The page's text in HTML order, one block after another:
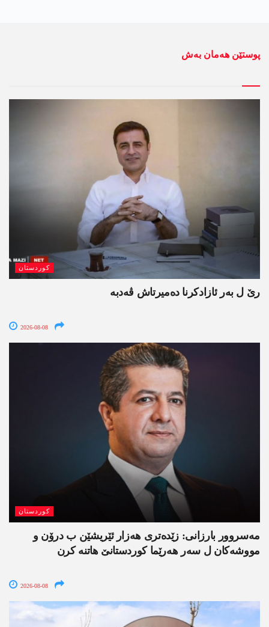
پوستێن ھەمان بەش
کوردستان
رێ ل بەر ئازادکرنا دەمیرتاش ڤەدبە
2026-08-08
کوردستان
مەسروور بارزانی: زێدەتری ھەزار ئێریشێن ب درۆن و
مووشەکان ل سەر ھەرێما کوردستانێ ھاتنە کرن
2026-08-08